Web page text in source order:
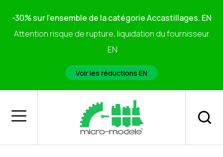
-30% sur l'ensemble de la catégorie Accastillages. EN
Attention risque de rupture, liquidation du fournisseur.
EN
Voir les réductions EN